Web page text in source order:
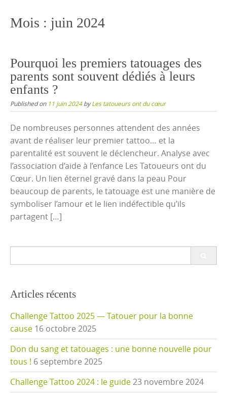
Mois : juin 2024
Pourquoi les premiers tatouages des
parents sont souvent dédiés à leurs
enfants ?
Published on 11 juin 2024byLes tatoueurs ont du cœur
De nombreuses personnes attendent des années
avant de réaliser leur premier tattoo… et la
parentalité est souvent le déclencheur. Analyse avec
l’association d’aide à l’enfance Les Tatoueurs ont du
Cœur. Un lien éternel gravé dans la peau Pour
beaucoup de parents, le tatouage est une manière de
symboliser l’amour et le lien indéfectible qu’ils
partagent […]
Articles récents
Challenge Tattoo 2025 — Tatouer pour la bonne
cause 16 octobre 2025
Don du sang et tatouages : une bonne nouvelle pour
tous ! 6 septembre 2025
Challenge Tattoo 2024 : le guide23 novembre 2024